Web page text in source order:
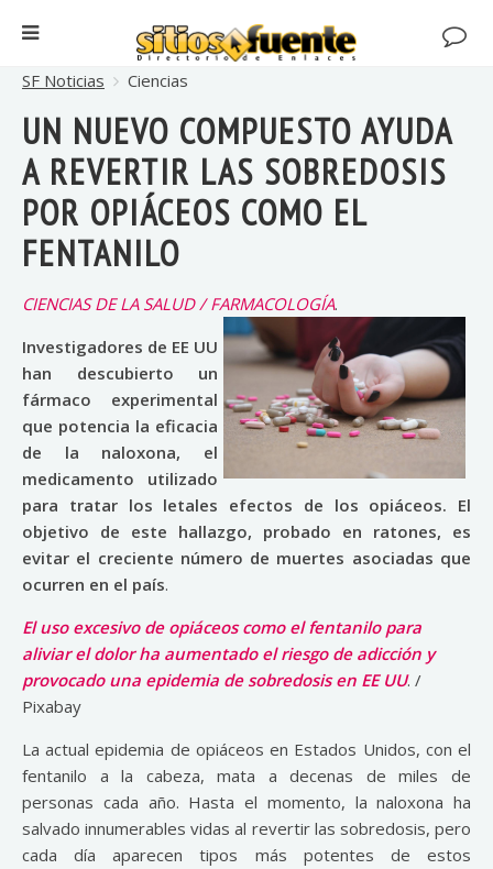
SF Noticias Ciencias
UN NUEVO COMPUESTO AYUDA
A REVERTIR LAS SOBREDOSIS
POR OPIÁCEOS COMO EL
FENTANILO
CIENCIAS DE LA SALUD / FARMACOLOGÍA.
Investigadores de EE UU
han descubierto un
fármaco experimental
que potencia la eficacia
de la naloxona, el
medicamento utilizado
para tratar los letales efectos de los opiáceos. El
objetivo de este hallazgo, probado en ratones, es
evitar el creciente número de muertes asociadas que
ocurren en el país.
El uso excesivo de opiáceos como el fentanilo para
aliviar el dolor ha aumentado el riesgo de adicción y
provocado una epidemia de sobredosis en EE UU. /
Pixabay
La actual epidemia de opiáceos en Estados Unidos, con el
fentanilo a la cabeza, mata a decenas de miles de
personas cada año. Hasta el momento, la naloxona ha
salvado innumerables vidas al revertir las sobredosis, pero
cada día aparecen tipos más potentes de estos